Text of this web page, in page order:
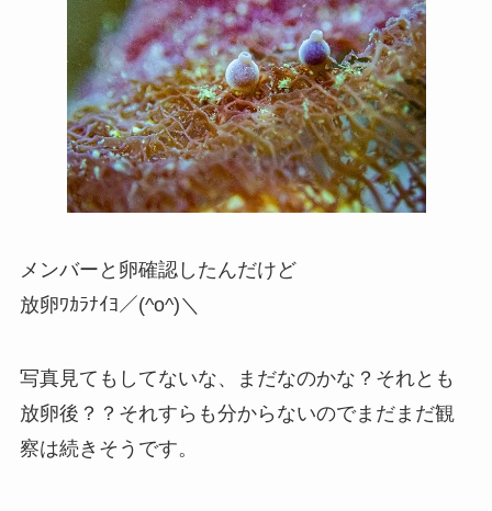
メンバーと卵確認したんだけど
放卵ﾜｶﾗﾅｲﾖ／(^o^)＼
写真見てもしてないな、まだなのかな？それとも
放卵後？？それすらも分からないのでまだまだ観
察は続きそうです。